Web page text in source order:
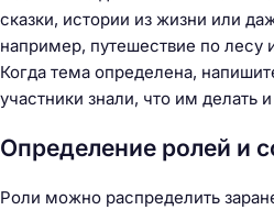
сказки, истории из жизни или
например, путешествие по лесу
Когда тема определена,
участники знали, что им делать
Определение ролей и
Роли можно распределить